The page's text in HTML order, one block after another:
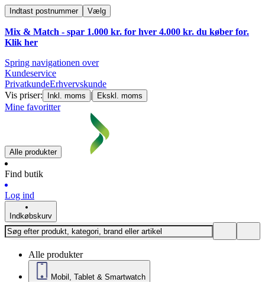
Indtast postnummer Vælg
Mix & Match - spar 1.000 kr. for hver 4.000 kr. du køber for.
Klik her
Spring navigationen over
Kundeservice
PrivatkundeErhvervskunde
Vis priser:
Inkl. moms | Ekskl. moms
Mine favoritter
Alle produkter
Find butik
Log ind
Indkøbskurv
Alle produkter
Mobil, Tablet & Smartwatch